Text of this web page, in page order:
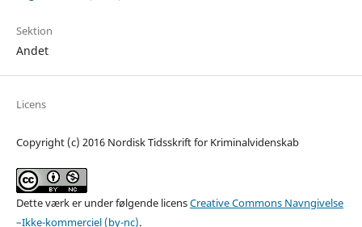
Sektion
Andet
Licens
Copyright (c) 2016 Nordisk Tidsskrift for Kriminalvidenskab
Dette værk er under følgende licensCreative Commons Navngivelse
–Ikke-kommerciel (by-nc).